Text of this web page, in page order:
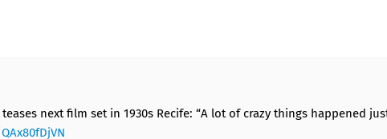
next film set in 1930s Recife: “A lot of crazy things happened